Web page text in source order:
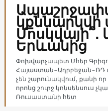
Երևանից
Փոխվարչապետ Մհեր
Հայաստան-Ադրբեջան-ՌԴ
չեն շարունակվում, քանի
որոնց շուրջ կոնսենսուս
Ռուսաստանի հետ